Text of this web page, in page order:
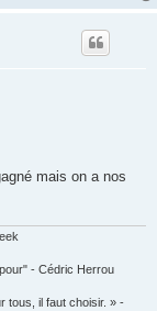
mais on a nos
- Cédric Herrou
tous, il faut choisir. » -